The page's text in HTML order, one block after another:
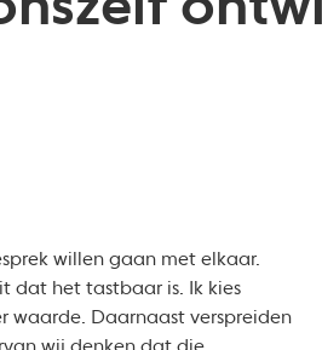
willen gaan met elkaar.
dat het tastbaar is. Ik kies
waarde. Daarnaast verspreiden